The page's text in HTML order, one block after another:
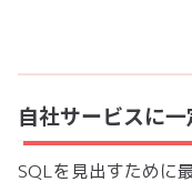
自社サービスに
SQLを見出すために